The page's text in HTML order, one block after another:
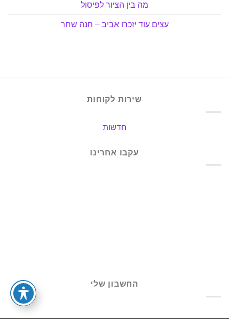
מה בין הציור לפיסול
עצים עוד יזכרו אביב – חנה שחר
שירות לקוחות
חדשות
עקבו אחרינו
החשבון שלי